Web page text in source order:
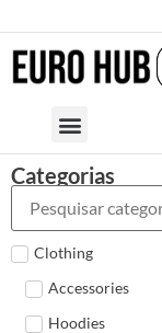
Categorias
Clothing
Accessories
Hoodies